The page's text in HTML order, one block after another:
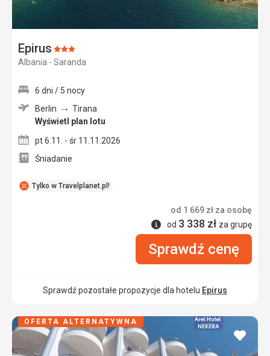
Epirus Ocena:
3/5
Albania - Saranda
Tylko w Travelplanet.pl!
6 dni / 5 nocy
Berlin
Tirana
Wyświetl plan lotu
pt 6.11. - śr 11.11.2026
Śniadanie
od 1 669 zł za osobę
Informacje
od 3 338 zł za grupę
Sprawdź cenę
Sprawdź pozostałe propozycje dla hotelu Epirus
dodaj
OFERTA ALTERNATYWNA